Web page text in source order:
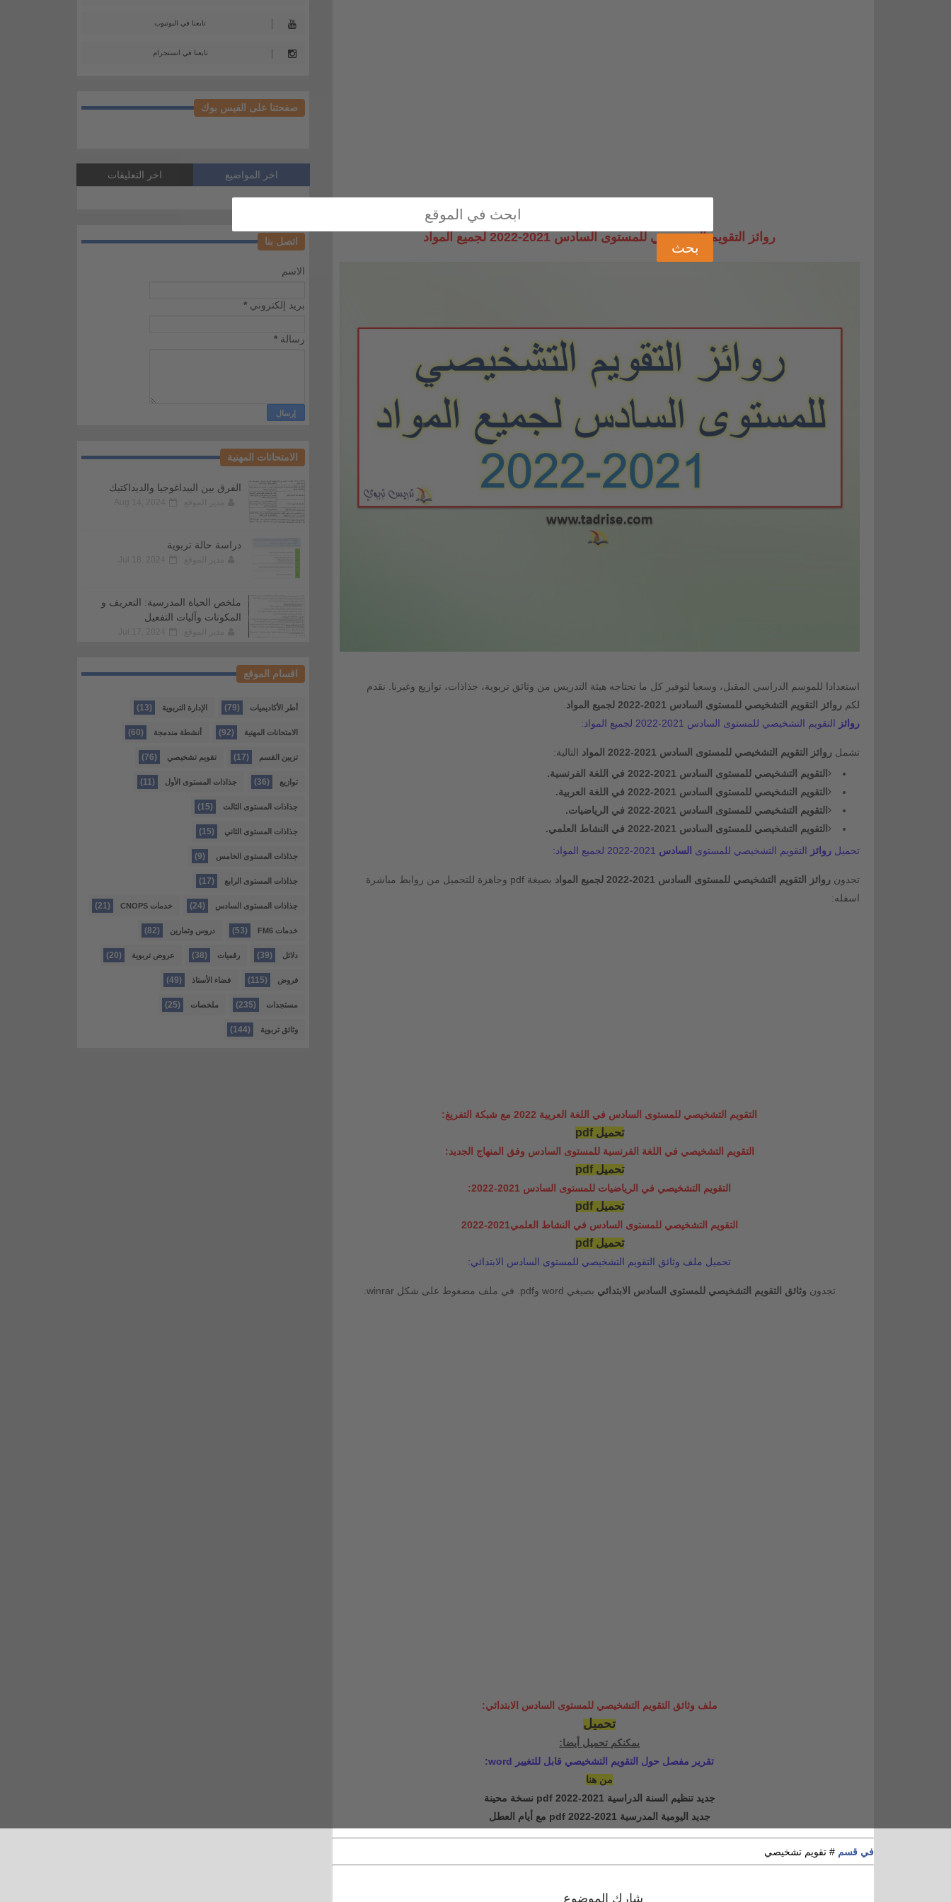
روائز التقويم التشخيصي للمستوى السادس 2021-2022 لجميع المواد
استعدادا للموسم الدراسي المقبل، وسعيا لتوفير كل ما تحتاجه هيئة التدريس من وثائق تربوية، جذاذات، توازيع وغيرنا. نقدم
لكم روائز التقويم التشخيصي للمستوى السادس 2021-2022 لجميع المواد
.
روائز
التقويم التشخيصي للمستوى السادس 2021-2022 لجميع المواد:
تشمل روائز التقويم التشخيصي للمستوى السادس 2021-2022 المواد
التالية:
التقويم التشخيصي للمستوى السادس 2021-2022 في اللغة الفرنسية.
التقويم التشخيصي للمستوى السادس 2021-2022 في اللغة العربية.
التقويم التشخيصي للمستوى السادس 2021-2022 في الرياضيات.
التقويم التشخيصي للمستوى السادس 2021-2022 في النشاط العلمي.
تحميل روائز التقويم التشخيصي للمستوى السادس 2021-2022 لجميع المواد:
تجدون روائز التقويم التشخيصي للمستوى السادس 2021-2022 لجميع المواد
بصيغة pdf وجاهزة للتحميل من روابط مباشرة
اسفله:
التقويم التشخيصي للمستوى السادس في اللغة العريية 2022 مع شبكة التفريغ:
تحميل pdf
التقويم التشخيصي في اللغة الفرنسية للمستوى السادس وفق المنهاج الجديد:
تحميل pdf
التقويم التشخيصي في الرياضيات للمستوى السادس 2021-2022:
تحميل pdf
التقويم التشخيصي للمستوى السادس في النشاط العلمي2021-2022
تحميل pdf
تحميل ملف وثائق التقويم التشخيصي للمستوى السادس الابتدائي:
تجدون وثائق التقويم التشخيصي للمستوى السادس الابتدائي بصيغي word وpdf. في ملف مضغوط على شكل winrar.
ملف وثائق التقويم التشخيصي للمستوى السادس الابتدائي:
تحميل
يمكنكم تحميل أيضا:
تقرير مفصل حول التقويم التشخيصي قابل للتغيير word:
من هنا
جديد تنظيم السنة الدراسية 2021-2022 pdf نسخة محينة
جديد اليومية المدرسية 2021-2022 pdf مع أيام العطل
في قسم # تقويم تشخيصي
شارك الموضوع
تابعنا في اليوتيوب
تابعنا في انستجرام
صفحتنا على الفيس بوك
اخر المواضيع اخر التعليقات
اتصل بنا
الاسم
بريد إلكتروني *
رسالة *
الامتحانات المهنية
الفرق بين البيداغوجيا والديداكتيك
دراسة حالة تربوية
ملخص الحياة المدرسية: التعريف و
المكونات وآليات التفعيل
اقسام الموقع
أطر الأكاديميات (79) الإدارة التربوية (13)
الامتحانات المهنية (92) أنشطة مندمجة (60)
تزيين القسم (17) تقويم تشخيصي (76)
توازيع (36) جذاذات المستوى الأول (11)
جذاذات المستوى الثالث (15)
جذاذات المستوى الثاني (15)
جذاذات المستوى الخامس (9)
جذاذات المستوى الرابع (17)
جذاذات المستوى السادس (24) خدمات CNOPS (21)
خدمات FM6 (53) دروس وتمارين (82)
دلائل (39) رقميات (38) عروض تربوية (20)
فروض (115) فضاء الأستاذ (49)
مستجدات (235) ملخصات (25)
وثائق تربوية (144)